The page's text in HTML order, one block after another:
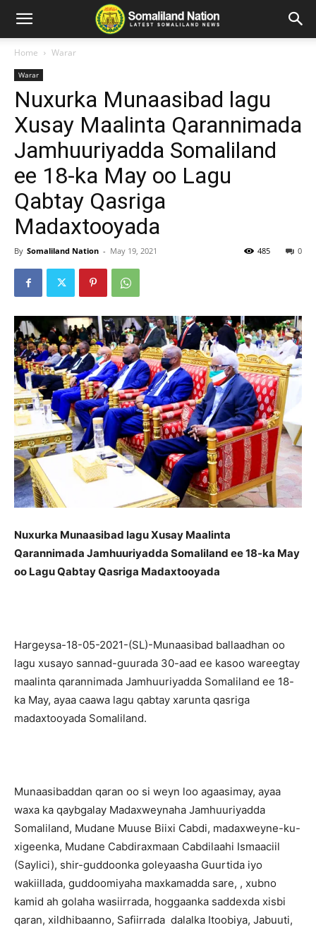
Home Warar
Warar
Nuxurka Munaasibad lagu
Xusay Maalinta Qarannimada
Jamhuuriyadda Somaliland
ee 18-ka May oo Lagu
Qabtay Qasriga
Madaxtooyada
By Somaliland Nation - May 19, 2021 0
485
Nuxurka Munaasibad lagu Xusay Maalinta
Qarannimada Jamhuuriyadda Somaliland ee 18-ka May
oo Lagu Qabtay Qasriga Madaxtooyada
Hargeysa-18-05-2021-(SL)-Munaasibad ballaadhan oo
lagu xusayo sannad-guurada 30-aad ee kasoo wareegtay
maalinta qarannimada Jamhuuriyadda Somaliland ee 18-
ka May, ayaa caawa lagu qabtay xarunta qasriga
madaxtooyada Somaliland.
Munaasibaddan qaran oo si weyn loo agaasimay, ayaa
waxa ka qaybgalay Madaxweynaha Jamhuuriyadda
Somaliland, Mudane Muuse Biixi Cabdi, madaxweyne-ku-
xigeenka, Mudane Cabdiraxmaan Cabdilaahi Ismaaciil
(Saylici), shir-guddoonka goleyaasha Guurtida iyo
wakiillada, guddoomiyaha maxkamadda sare, , xubno
kamid ah golaha wasiirrada, hoggaanka saddexda xisbi
qaran, xildhibaanno, Safiirrada dalalka Itoobiya, Jabuuti,